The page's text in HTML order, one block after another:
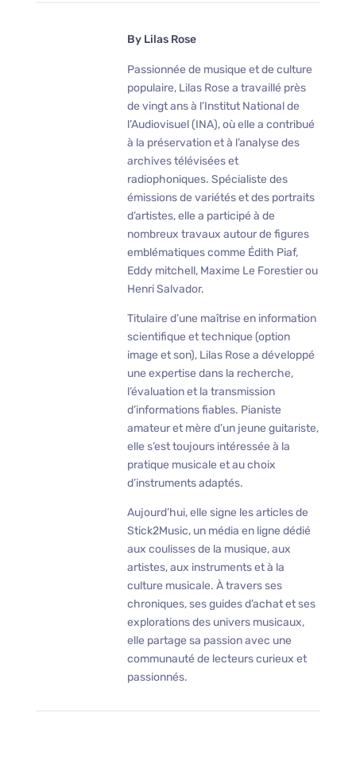
By Lilas Rose
Passionnée de musique et de culture
populaire, Lilas Rose a travaillé près
de vingt ans à l’Institut National de
l’Audiovisuel (INA), où elle a contribué
à la préservation et à l’analyse des
archives télévisées et
radiophoniques. Spécialiste des
émissions de variétés et des portraits
d’artistes, elle a participé à de
nombreux travaux autour de figures
emblématiques comme Édith Piaf,
Eddy mitchell, Maxime Le Forestier ou
Henri Salvador.
Titulaire d’une maîtrise en information
scientifique et technique (option
image et son), Lilas Rose a développé
une expertise dans la recherche,
l’évaluation et la transmission
d’informations fiables. Pianiste
amateur et mère d’un jeune guitariste,
elle s’est toujours intéressée à la
pratique musicale et au choix
d’instruments adaptés.
Aujourd’hui, elle signe les articles de
Stick2Music, un média en ligne dédié
aux coulisses de la musique, aux
artistes, aux instruments et à la
culture musicale. À travers ses
chroniques, ses guides d’achat et ses
explorations des univers musicaux,
elle partage sa passion avec une
communauté de lecteurs curieux et
passionnés.